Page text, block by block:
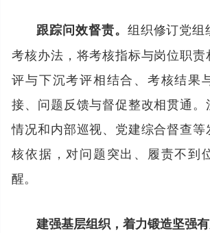
跟踪问效督责。 组织修订党组
考核办法，将考核指标与岗位职
评与下沉考评相结合、考核结果
接、问题反馈与督促整改相贯通
情况和内部巡视、党建综合督查
核依据，对问题突出、履责不到
醒。
建强基层组织，着力锻造坚强